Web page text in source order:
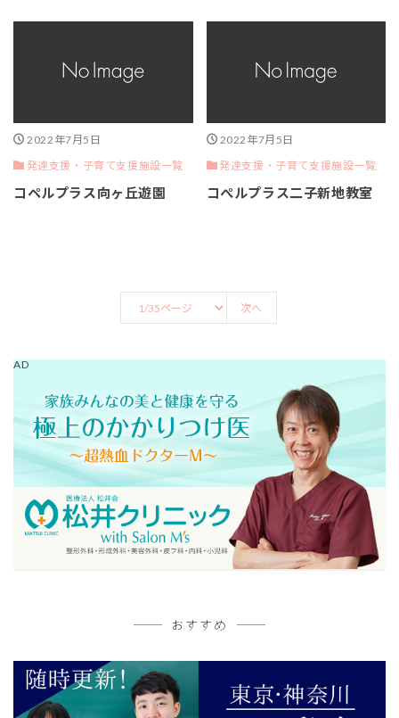
2022年7月5日
発達支援・子育て支援施設一覧
コペルプラス向ヶ丘遊園
2022年7月5日
発達支援・子育て支援施設一覧
コぺルプラス二子新地教室
次へ
AD
おすすめ